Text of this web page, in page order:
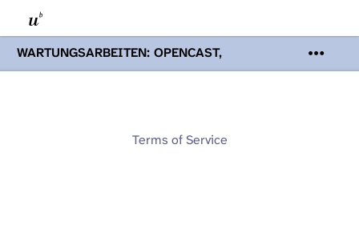
WARTUNGSARBEITEN: OPENCAST,
PODCASTS & TOBIRA
Mi 19. August
Opencast-Videos und Tobira nicht zur
Terms of Service